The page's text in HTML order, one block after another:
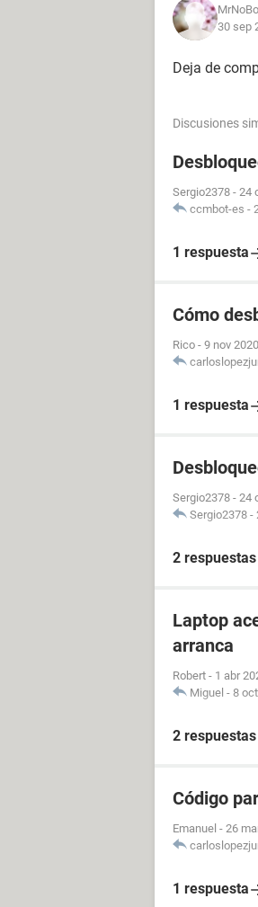
30 sep
Deja de
Discusiones
Sergio2378 - 24
ccmbot-es -
1 respuesta
Cómo
Rico - 9 nov
1 respuesta
Sergio2378 - 24
Sergio2378 -
2 respuestas
Laptop
arranca
Robert - 1 abr
Miguel - 8
2 respuestas
Código
Emanuel - 26
1 respuesta